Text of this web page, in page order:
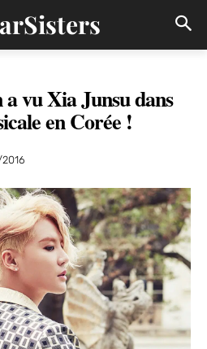
vu Xia Junsu dans
en Corée !